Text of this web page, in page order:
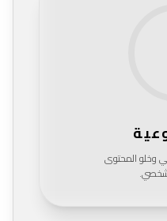
وخلو المحتوى